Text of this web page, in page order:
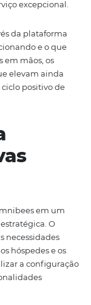
Omnibees
mas também
essa
permite que os
aos
Isso pode
de
Essa
resultando em